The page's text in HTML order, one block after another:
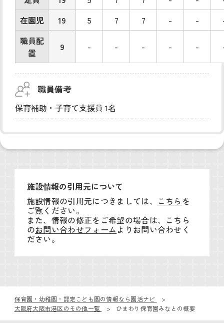
在園児
19 5 7 7 - -
職員配
置
9 - - - - -
職員備考
保育補助・子育て支援員 1名
施設情報の引用元について
施設情報の引用元につきましては、 こちら を
ご覧ください。
また、情報の修正をご希望の場合は、こちら
のお問い合わせフォームよりお問い合わせく
ださい。
保育園・幼稚園・認定こども園の情報なら園活ナビ
大阪府大阪市港区のその他一覧
ひまわり保育園みなとの概要